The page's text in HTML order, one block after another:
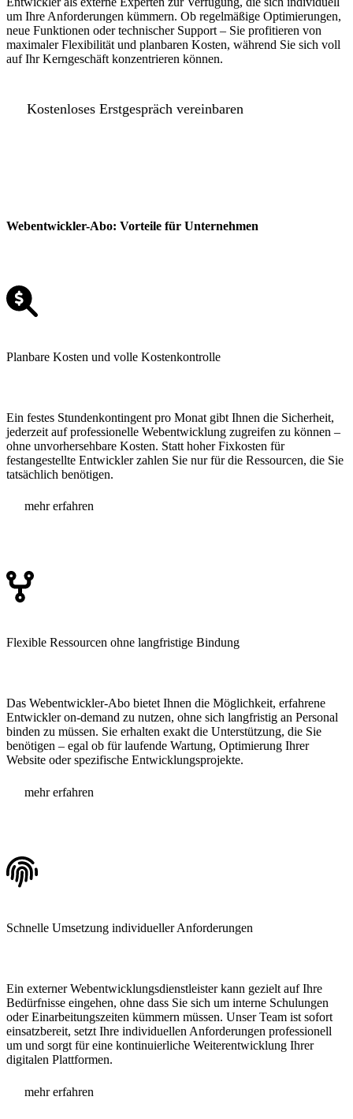
um Ihre Anforderungen kümmern. Ob regelmäßige Optimierungen,
neue Funktionen oder technischer Support – Sie profitieren von
maximaler Flexibilität und planbaren Kosten, während Sie sich voll
auf Ihr Kerngeschäft konzentrieren können.
Kostenloses Erstgespräch vereinbaren
Webentwickler-Abo: Vorteile für Unternehmen
Planbare Kosten und volle Kostenkontrolle
Ein festes Stundenkontingent pro Monat gibt Ihnen die Sicherheit,
jederzeit auf professionelle Webentwicklung zugreifen zu können –
ohne unvorhersehbare Kosten. Statt hoher Fixkosten für
festangestellte Entwickler zahlen Sie nur für die Ressourcen, die Sie
tatsächlich benötigen.
mehr erfahren
Flexible Ressourcen ohne langfristige Bindung
Das Webentwickler-Abo bietet Ihnen die Möglichkeit, erfahrene
Entwickler on-demand zu nutzen, ohne sich langfristig an Personal
binden zu müssen. Sie erhalten exakt die Unterstützung, die Sie
benötigen – egal ob für laufende Wartung, Optimierung Ihrer
Website oder spezifische Entwicklungsprojekte.
mehr erfahren
Schnelle Umsetzung individueller Anforderungen
Ein externer Webentwicklungsdienstleister kann gezielt auf Ihre
Bedürfnisse eingehen, ohne dass Sie sich um interne Schulungen
oder Einarbeitungszeiten kümmern müssen. Unser Team ist sofort
einsatzbereit, setzt Ihre individuellen Anforderungen professionell
um und sorgt für eine kontinuierliche Weiterentwicklung Ihrer
digitalen Plattformen.
mehr erfahren